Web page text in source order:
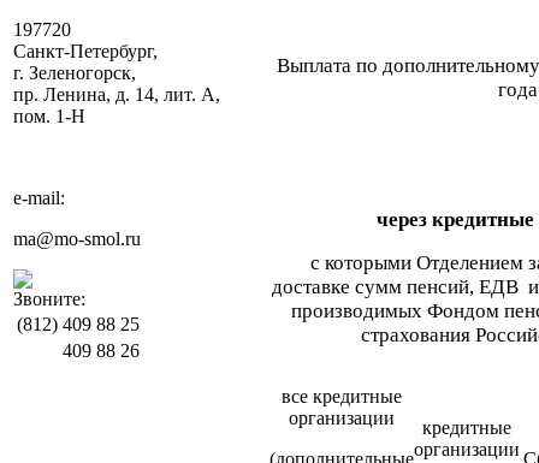
197720
Санкт-Петербург,
г. Зеленогорск,
пр. Ленина, д. 14, лит. А,
пом. 1-Н
e-mail:
ma@mo-smol.ru
Звоните:
(812) 409 88 25
409 88 26
Выплата по
через
с которыми Отделением
доставке сумм пенсий, ЕДВ
производимых Фондом
страхования
все кредитные
организации
(дополнительные
кредитные
организации